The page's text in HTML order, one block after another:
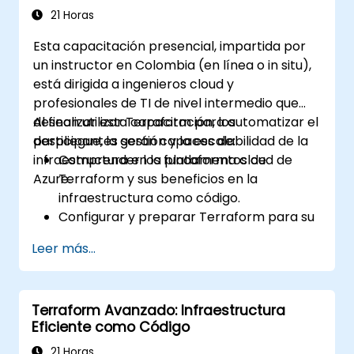
de infraestructura.
gestión de secretos, detección de
desviaciones y operaciones para IaC en
entornos híbridos.
21 Horas
Esta capacitación presencial, impartida por
un instructor en Colombia (en línea o in situ),
está dirigida a ingenieros cloud y
profesionales de TI de nivel intermedio que
desean utilizar Terraform para automatizar el
despliegue, la gestión y la escalabilidad de la
infraestructura en la plataforma cloud de
Azure.
Al finalizar esta capacitación, los
participantes serán capaces de:
Comprender los fundamentos de
Terraform y sus beneficios en la
infraestructura como código.
Configurar y preparar Terraform para su
Desarrollar, probar e implementar
archivos de configuración de Terraform
para diversos servicios de Azure.
Utilizar Terraform para gestionar y
escalar recursos de Azure.
Aplicar las mejores prácticas para la
Leer más...
Terraform Avanzado: Infraestructura
Eficiente como Código